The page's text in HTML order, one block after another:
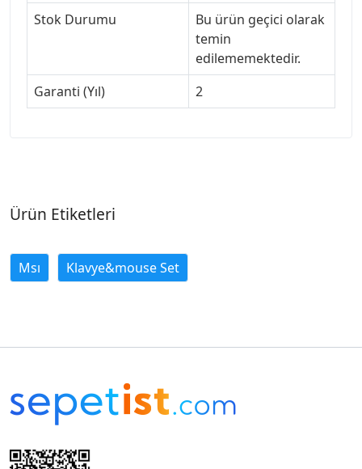
Stok Durumu
Bu ürün geçici olarak
temin
edilememektedir.
Garanti (Yıl)
2
Ürün Etiketleri
Msı Klavye&mouse Set